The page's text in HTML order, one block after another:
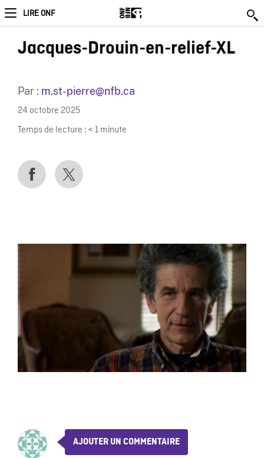
LIRE ONF
Jacques-Drouin-en-relief-XL
Par : m.st-pierre@nfb.ca
24 octobre 2025
Temps de lecture : < 1 minute
AJOUTER UN COMMENTAIRE